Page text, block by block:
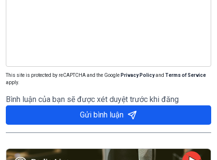
This site is protected by reCAPTCHA and the Google Privacy Policyand Terms of Service
apply.
Bình luận của bạn sẽ được xét duyệt trước khi đăng
Gửi bình luận